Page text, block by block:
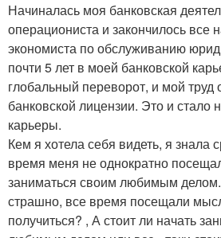
Начиналась моя банковская
операциониста и закончилось все
экономиста по обслуживанию
почти 5 лет в моей банковской
глобальный переворот, и мой труд
банковской лицензии. Это и стало
карьеры.
Кем я хотела себя видеть, я знала
время меня не однократно
заниматься своим любимым
страшно, все время посещали
получиться? , А стоит ли начать